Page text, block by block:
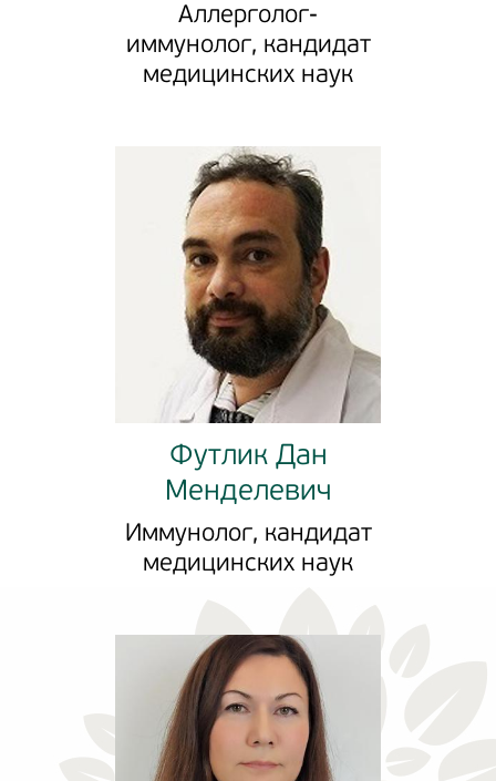
Аллерголог-
иммунолог, кандидат
медицинских наук
Футлик Дан
Менделевич
Иммунолог, кандидат
медицинских наук